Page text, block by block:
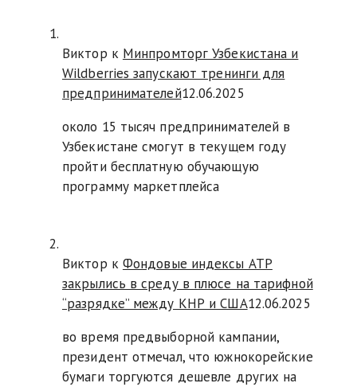
Виктор к Минпромторг Узбекистана и
Wildberries запускают тренинги для
предпринимателей12.06.2025
около 15 тысяч предпринимателей в
Узбекистане смогут в текущем году
пройти бесплатную обучающую
программу маркетплейса
Виктор к Фондовые индексы АТР
закрылись в среду в плюсе на тарифной
“разрядке” между КНР и США12.06.2025
во время предвыборной кампании,
президент отмечал, что южнокорейские
бумаги торгуются дешевле других на